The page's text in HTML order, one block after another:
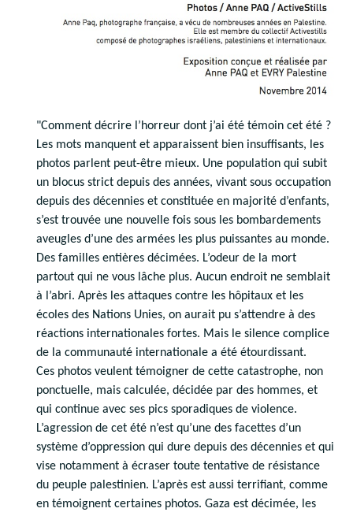
"Comment décrire l’horreur dont j’ai été témoin cet été ?
Les mots manquent et apparaissent bien insuffisants, les
photos parlent peut-être mieux. Une population qui subit
un blocus strict depuis des années, vivant sous occupation
depuis des décennies et constituée en majorité d’enfants,
s’est trouvée une nouvelle fois sous les bombardements
aveugles d’une des armées les plus puissantes au monde.
Des familles entières décimées. L’odeur de la mort
partout qui ne vous lâche plus. Aucun endroit ne semblait
à l’abri. Après les attaques contre les hôpitaux et les
écoles des Nations Unies, on aurait pu s’attendre à des
réactions internationales fortes. Mais le silence complice
de la communauté internationale a été étourdissant.
Ces photos veulent témoigner de cette catastrophe, non
ponctuelle, mais calculée, décidée par des hommes, et
qui continue avec ses pics sporadiques de violence.
L’agression de cet été n’est qu’une des facettes d’un
système d’oppression qui dure depuis des décennies et qui
vise notamment à écraser toute tentative de résistance
du peuple palestinien. L’après est aussi terrifiant, comme
en témoignent certaines photos. Gaza est décimée, les